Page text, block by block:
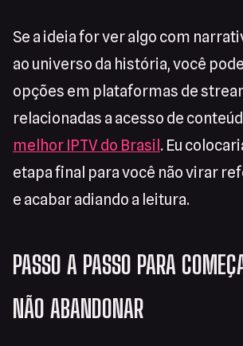
Se a ideia for ver algo com
ao universo da história, você
opções em plataformas de
relacionadas a acesso de
melhor IPTV do Brasil . Eu
etapa final para você não virar
e acabar adiando a leitura.
PASSO A PASSO PARA
NÃO ABANDONAR